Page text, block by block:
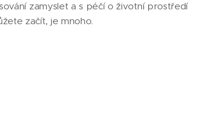
zamyslet a s péčí o životní prostředí
začít, je mnoho.